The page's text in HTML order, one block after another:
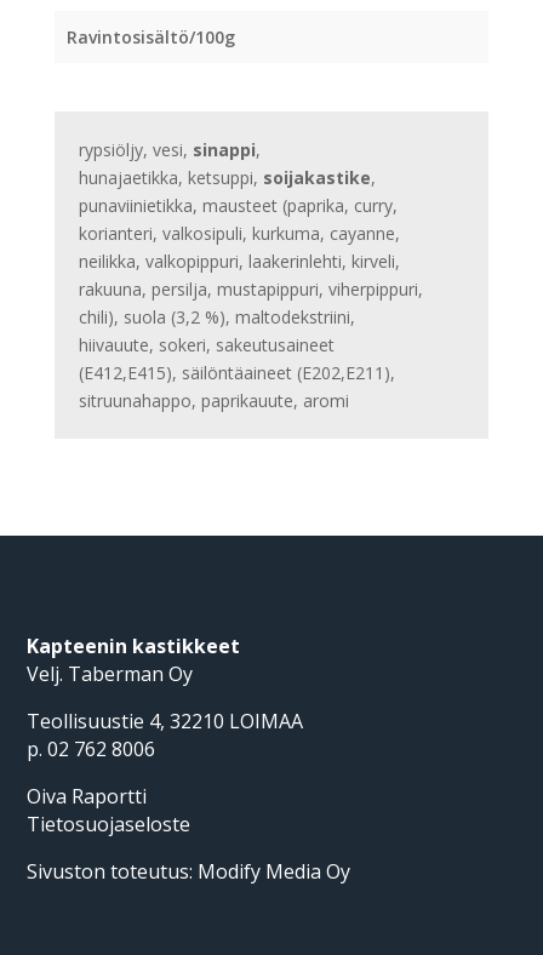
Ravintosisältö/100g
rypsiöljy, vesi, sinappi,
hunajaetikka, ketsuppi, soijakastike,
punaviinietikka, mausteet (paprika, curry,
korianteri, valkosipuli, kurkuma, cayanne,
neilikka, valkopippuri, laakerinlehti, kirveli,
rakuuna, persilja, mustapippuri, viherpippuri,
chili), suola (3,2 %), maltodekstriini,
hiivauute, sokeri, sakeutusaineet
(E412,E415), säilöntäaineet (E202,E211),
sitruunahappo, paprikauute, aromi
Kapteenin kastikkeet
Velj. Taberman Oy
Teollisuustie 4, 32210 LOIMAA
p. 02 762 8006
Oiva Raportti
Tietosuojaseloste
Sivuston toteutus: Modify Media Oy